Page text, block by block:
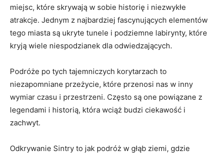
miejsc, które skrywają w sobie historię i niezwykłe
atrakcje. Jednym ⁤z ‌najbardziej fascynujących elementów
tego miasta są ukryte tunele i podziemne labirynty, które
kryją wiele ‍niespodzianek dla odwiedzających.
Podróże po tych tajemniczych korytarzach to
niezapomniane ‌przeżycie, które przenosi ⁢nas w inny
wymiar czasu i przestrzeni. Często są one powiązane z
legendami i historią, która wciąż budzi ciekawość​ i
zachwyt.
Odkrywanie Sintry to jak podróż⁣ w głąb ziemi, gdzie